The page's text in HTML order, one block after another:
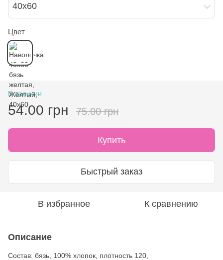
40х60
Цвет
В наличии
54.00 грн 75.00 грн
Купить
Быстрый заказ
В избранное К сравнению
Описание
Состав: бязь, 100% хлопок, плотность 120,